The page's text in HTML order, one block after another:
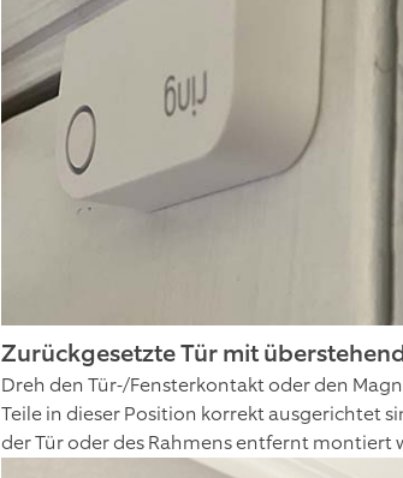
Zurückgesetzte Tür mit
Dreh den Tür-/Fensterkontakt oder den
Teile in dieser Position korrekt ausgerichtet
der Tür oder des Rahmens entfernt montiert